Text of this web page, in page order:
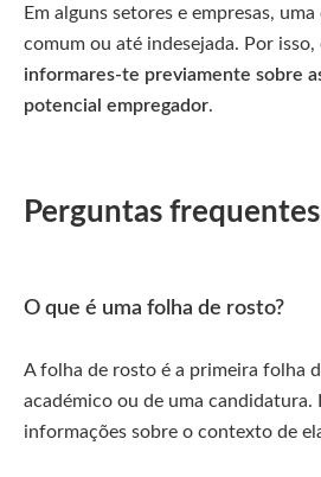
Em alguns setores e empresas,
comum ou até indesejada. Por isso,
informares-te previamente sobre
potencial empregador.
Perguntas frequentes
O que é uma folha de rosto?
A folha de rosto é a primeira folha
académico ou de uma
informações sobre o contexto de